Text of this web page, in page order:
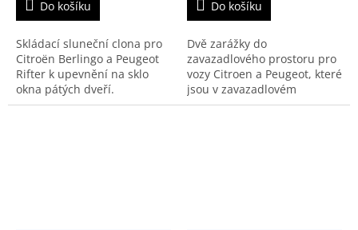
Do košíku
Skládací sluneční clona pro
Citroën Berlingo a Peugeot
Rifter k upevnění na sklo
okna pátých dveří.
Do košíku
Dvě zarážky do
zavazadlového prostoru pro
vozy Citroen a Peugeot, které
jsou v zavazadlovém
prostoru vybavené